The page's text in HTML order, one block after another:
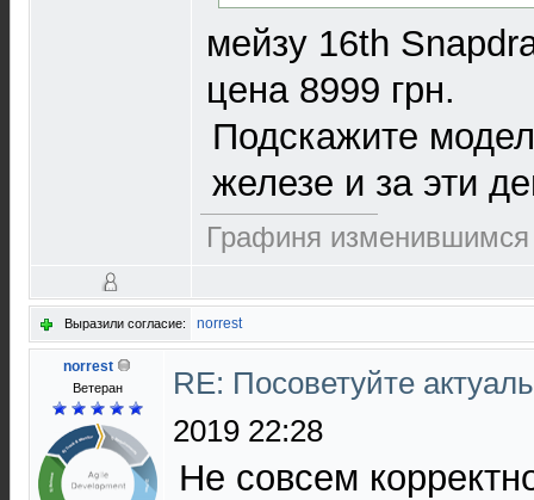
мейзу 16th
цена 8999 грн.
Подскажите
железе и за эти
Графиня
Выразили согласие: norrest
norrest
Ветеран
RE: Посоветуйте
2019 22:28
Не совсем